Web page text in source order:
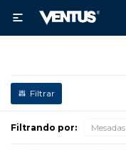

Filtrando por: Mesadas